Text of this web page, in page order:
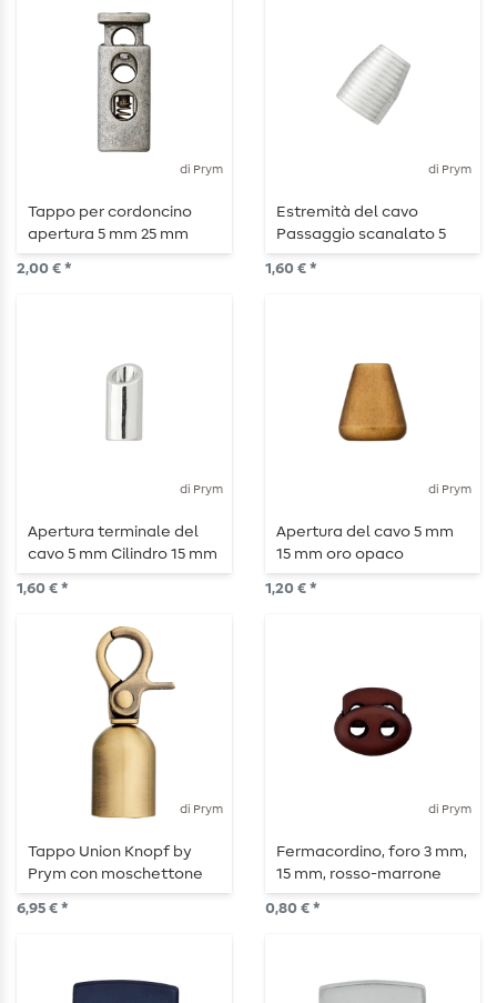
di Prym
Tappo per cordoncino
apertura 5 mm 25 mm
argento antico opaco
2,00 € *
di Prym
Estremità del cavo
Passaggio scanalato 5
mm 14 mm Argento
1,60 € *
di Prym
Apertura terminale del
cavo 5 mm Cilindro 15 mm
argento
1,60 € *
di Prym
Apertura del cavo 5 mm
15 mm oro opaco
1,20 € *
di Prym
Tappo Union Knopf by
Prym con moschettone
52 mm in ottone antico
6,95 € *
di Prym
Fermacordino, foro 3 mm,
15 mm, rosso-marrone
0,80 € *